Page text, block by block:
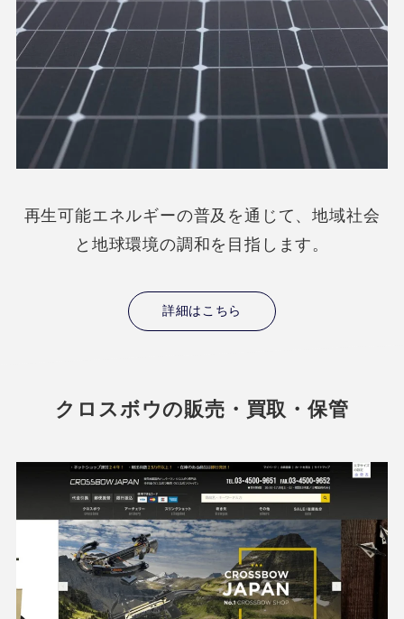
再生可能エネルギーの普及を通じて、地域社会
と地球環境の調和を目指します。
詳細はこちら
クロスボウの販売・買取・保管